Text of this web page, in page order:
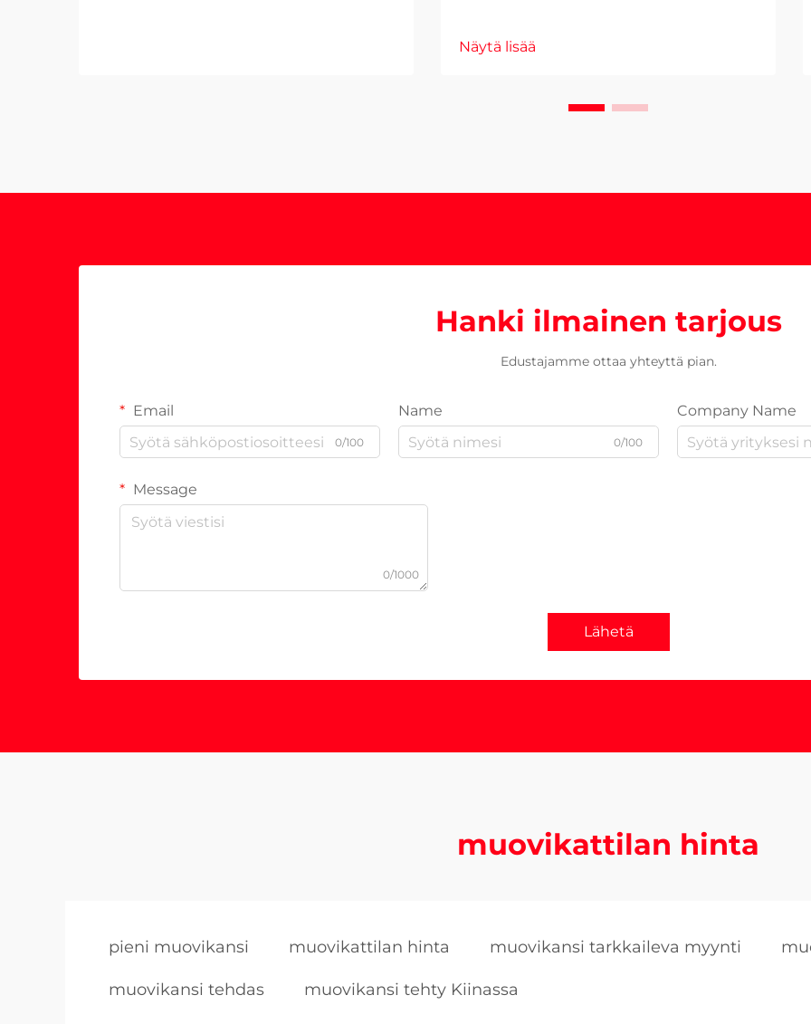
Näytä lisää
Hanki ilmainen tarjous
Edustajamme ottaa yhteyttä pian.
Email
0/100
Name
0/100
Company Name
Message
0/1000
Lähetä
muovikattilan hinta
pieni muovikansi muovikattilan hinta muovikansi tarkkaileva myynti
muovikansi tehdas muovikansi tehty Kiinassa